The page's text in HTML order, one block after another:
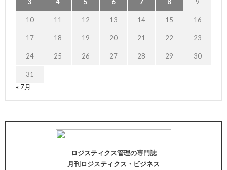
10 11 12 13 14 15 16
17 18 19 20 21 22 23
24 25 26 27 28 29 30
31
« 7月
ロジスティクス管理の専門誌
月刊ロジスティクス・ビジネス